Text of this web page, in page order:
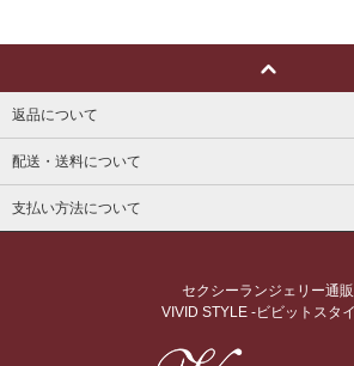
返品について
配送・送料について
支払い方法について
セクシーランジェリー通販
VIVID STYLE -ビビットスタ